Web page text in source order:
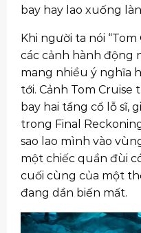
bay hay lao xuống
Khi người ta nói
các cảnh hành động
mang nhiều ý nghĩa
tới. Cảnh Tom
bay hai tầng cổ lỗ sĩ,
trong Final
sao lao mình vào
một chiếc quần đùi
cuối cùng của một
đang dần biến mất.